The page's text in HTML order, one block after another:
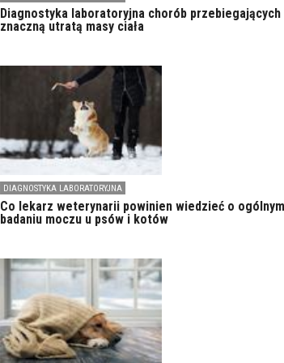
Diagnostyka laboratoryjna chorób przebiegających
znaczną utratą masy ciała
DIAGNOSTYKA LABORATORYJNA
Co lekarz weterynarii powinien wiedzieć o ogólnym
badaniu moczu u psów i kotów